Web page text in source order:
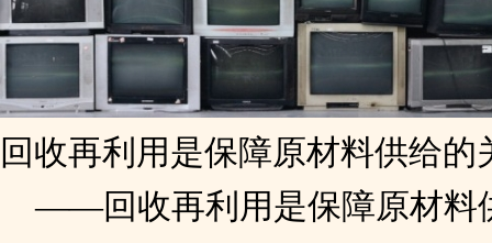
回收再利用是保障原材料供给的
——回收再利用是保障原材料